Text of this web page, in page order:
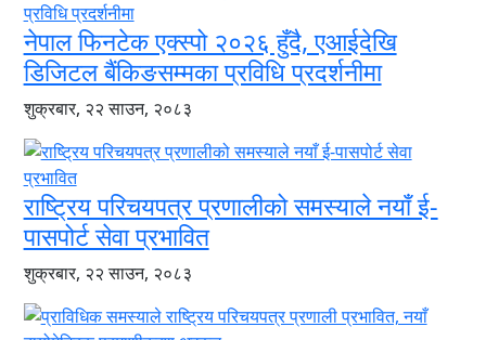
नेपाल फिनटेक एक्स्पो २०२६ हुँदै, एआईदेखि
डिजिटल बैंकिङसम्मका प्रविधि प्रदर्शनीमा
शुक्रबार, २२ साउन, २०८३
राष्ट्रिय परिचयपत्र प्रणालीको समस्याले नयाँ ई-
पासपोर्ट सेवा प्रभावित
शुक्रबार, २२ साउन, २०८३